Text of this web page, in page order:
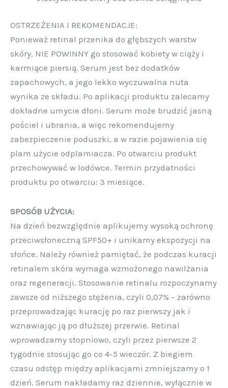
OSTRZEŻENIA I REKOMENDACJE:
Ponieważ retinal przenika do głębszych warstw
skóry, NIE POWINNY go stosować kobiety w ciąży i
karmiące piersią. Serum jest bez dodatków
zapachowych, a jego lekko wyczuwalna nuta
wynika ze składu. Po aplikacji produktu zalecamy
dokładne umycie dłoni. Serum może brudzić jasną
pościel i ubrania, a więc rekomendujemy
zabezpieczenie poduszki, a w razie pojawienia się
plam użycie odplamiacza. Po otwarciu produkt
przechowywać w lodówce. Termin przydatności
produktu po otwarciu: 3 miesiące.
SPOSÓB UŻYCIA:
Na dzień bezwzględnie aplikujemy wysoką ochronę
przeciwsłoneczną SPF50+ i unikamy ekspozycji na
słońce. Należy również pamiętać, że podczas kuracji
retinalem skóra wymaga wzmożonego nawilżania
oraz regeneracji. Stosowanie retinalu rozpoczynamy
zawsze od niższego stężenia, czyli 0,07% – zarówno
przeprowadzając kurację po raz pierwszy jak i
wznawiając ją po dłuższej przerwie. Retinal
wprowadzamy stopniowo, czyli przez pierwsze 2
tygodnie stosując go co 4-5 wieczór. Z biegiem
czasu odstęp między aplikacjami zmniejszamy o 1
dzień. Serum nakładamy raz dziennie, wyłącznie w